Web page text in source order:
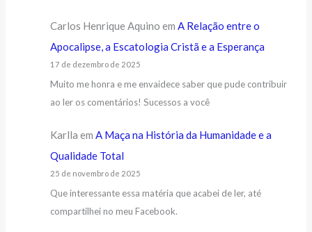
Carlos Henrique Aquino em A Relação entre o
Apocalipse, a Escatologia Cristã e a Esperança
17 de dezembro de 2025
Muito me honra e me envaidece saber que pude contribuir
ao ler os comentários! Sucessos a você
Karlla em A Maça na História da Humanidade e a
Qualidade Total
25 de novembro de 2025
Que interessante essa matéria que acabei de ler, até
compartilhei no meu Facebook.